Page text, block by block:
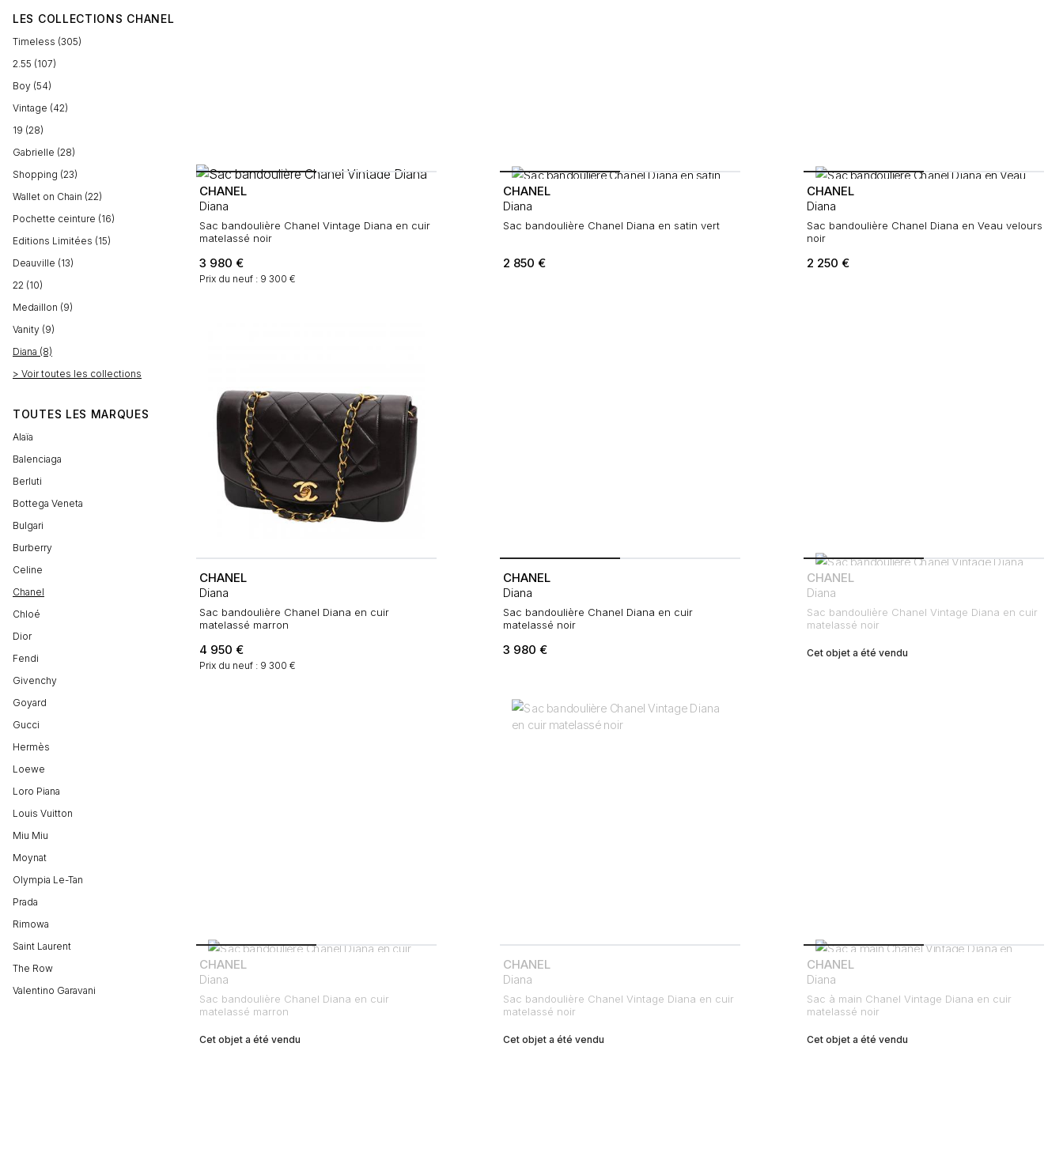
LES COLLECTIONS CHANEL
Timeless (305)
2.55 (107)
Boy (54)
Vintage (42)
19 (28)
Gabrielle (28)
Shopping (23)
Wallet on Chain (22)
Pochette ceinture (16)
Editions Limitées (15)
Deauville (13)
22 (10)
Medaillon (9)
Vanity (9)
Diana (8)
> Voir toutes les collections
TOUTES LES MARQUES
Alaïa
Balenciaga
Berluti
Bottega Veneta
Bulgari
Burberry
Celine
Chanel
Chloé
Dior
Fendi
Givenchy
Goyard
Gucci
Hermès
Loewe
Loro Piana
Louis Vuitton
Miu Miu
Moynat
Olympia Le-Tan
Prada
Rimowa
Saint Laurent
The Row
Valentino Garavani
CHANEL
Diana
Sac bandoulière Chanel Vintage Diana en cuir
matelassé noir
3 980 €
Prix du neuf : 9 300 €
CHANEL
Diana
Sac bandoulière Chanel Diana en satin vert
2 850 €
CHANEL
Diana
Sac bandoulière Chanel Diana en Veau velours
noir
2 250 €
CHANEL
Diana
Sac bandoulière Chanel Diana en cuir
matelassé marron
4 950 €
Prix du neuf : 9 300 €
CHANEL
Diana
Sac bandoulière Chanel Diana en cuir
matelassé noir
3 980 €
CHANEL
Diana
Sac bandoulière Chanel Vintage Diana en cuir
matelassé noir
Cet objet a été vendu
CHANEL
Diana
Sac bandoulière Chanel Diana en cuir
matelassé marron
Cet objet a été vendu
CHANEL
Diana
Sac bandoulière Chanel Vintage Diana en cuir
matelassé noir
Cet objet a été vendu
CHANEL
Diana
Sac à main Chanel Vintage Diana en cuir
matelassé noir
Cet objet a été vendu